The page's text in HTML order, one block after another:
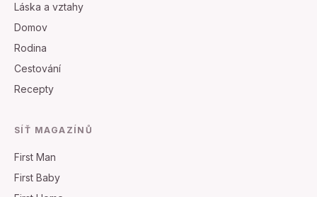
Láska a vztahy
Domov
Rodina
Cestování
Recepty
SÍŤ MAGAZÍNŮ
First Man
First Baby